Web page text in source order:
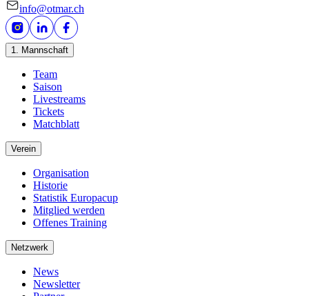
info@otmar.ch
1. Mannschaft
Team
Saison
Livestreams
Tickets
Matchblatt
Verein
Organisation
Historie
Statistik Europacup
Mitglied werden
Offenes Training
Netzwerk
News
Newsletter